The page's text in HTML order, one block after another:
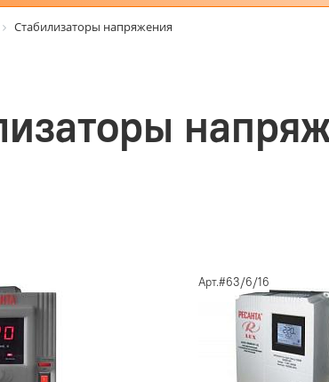
Стабилизаторы напряжения
Арт.#63/6/16